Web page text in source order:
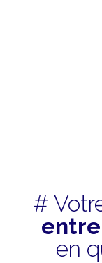
#
en